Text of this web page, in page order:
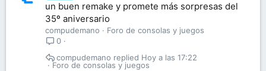
un buen remake y promete más sorpresas del
35º aniversario
compudemano
Foro de consolas y juegos
0
Foro de consolas y juegos
Hoy a las 17:22
compudemano